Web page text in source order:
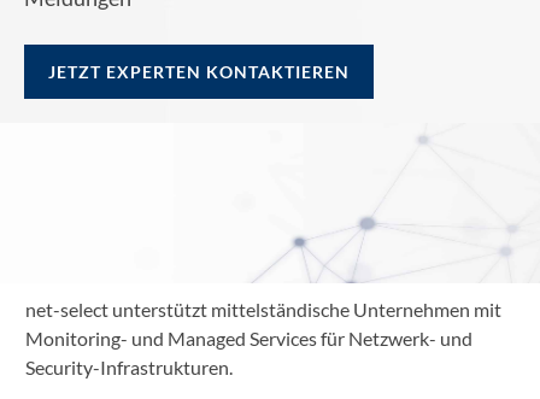
JETZT EXPERTEN KONTAKTIEREN
net-select unterstützt mittelständische Unternehmen mit
Monitoring- und Managed Services für Netzwerk- und
Security-Infrastrukturen.